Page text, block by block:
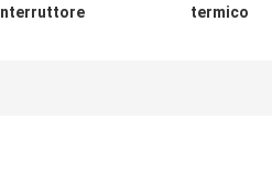
Interruttore
termico